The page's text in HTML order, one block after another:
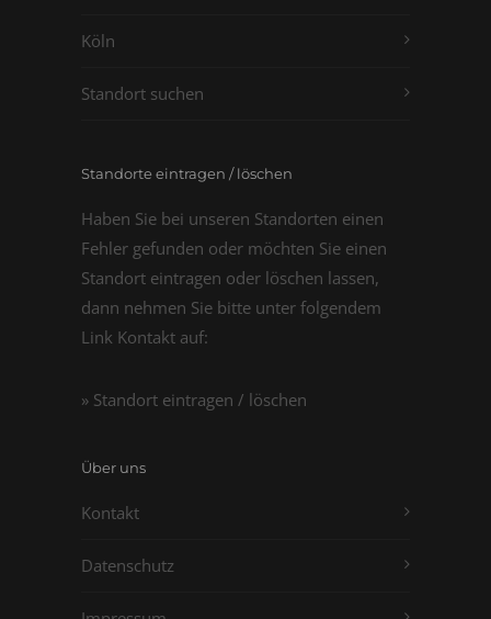
Köln
Standort suchen
Standorte eintragen / löschen
Haben Sie bei unseren Standorten einen
Fehler gefunden oder möchten Sie einen
Standort eintragen oder löschen lassen,
dann nehmen Sie bitte unter folgendem
Link Kontakt auf:
» Standort eintragen / löschen
Über uns
Kontakt
Datenschutz